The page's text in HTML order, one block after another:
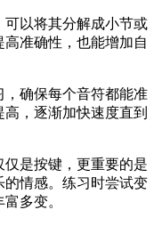
可以将其分解成小节或
准确性，也能增加自
，确保每个音符都能准
，逐渐加快速度直到
仅是按键，更重要的是
情感。练习时尝试变
多变。